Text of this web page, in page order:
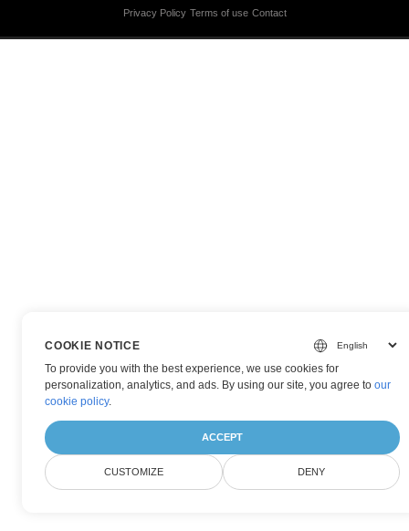
Privacy Policy Terms of use Contact
COOKIE NOTICE
To provide you with the best experience, we use cookies for
personalization, analytics, and ads. By using our site, you agree toour
cookie policy.
ACCEPT
CUSTOMIZE DENY